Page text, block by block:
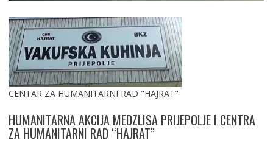
CENTAR ZA HUMANITARNI RAD "HAJRAT"
HUMANITARNA AKCIJA MEDZLISA PRIJEPOLJE I CENTRA
ZA HUMANITARNI RAD “HAJRAT”